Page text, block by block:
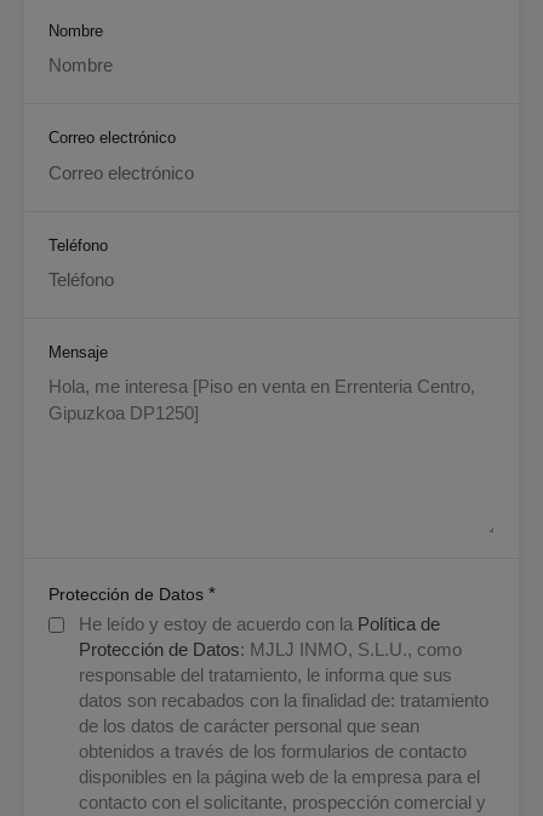
Nombre
Correo electrónico
Teléfono
Mensaje
Protección de Datos *
He leído y estoy de acuerdo con la Política de
Protección de Datos: MJLJ INMO, S.L.U., como
responsable del tratamiento, le informa que sus
datos son recabados con la finalidad de: tratamiento
de los datos de carácter personal que sean
obtenidos a través de los formularios de contacto
disponibles en la página web de la empresa para el
contacto con el solicitante, prospección comercial y